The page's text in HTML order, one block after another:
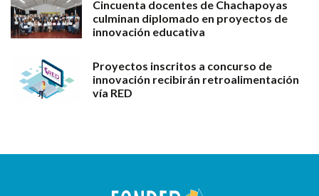
Cincuenta docentes de Chachapoyas
culminan diplomado en proyectos de
innovación educativa
Proyectos inscritos a concurso de
innovación recibirán retroalimentación
vía RED